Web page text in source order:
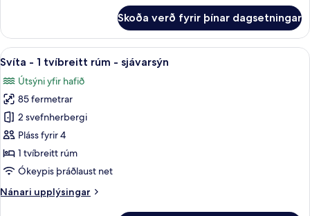
herbergi
2
rúm
sjávarsýn
Skoða verð fyrir þínar dagsetningar
Skoða
allar
myndir
fyrir
Svíta
-
1
tvíbreitt
-
Rúmföt af bestu gerð, míníbar,
5
Svíta - 1 tvíbreitt rúm - sjávarsýn
Útsýni yfir hafið
85 fermetrar
2 svefnherbergi
Pláss fyrir 4
1 tvíbreitt rúm
Ókeypis þráðlaust net
Nánari upplýsingar
Nánari